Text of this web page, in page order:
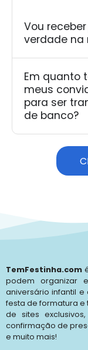
Vou
verdade na
Em quanto
meus
para ser
de banco?
TemFestinha.com
podem organizar
aniversário infantil e
festa de formatura
de sites
confirmação de
e muito mais!